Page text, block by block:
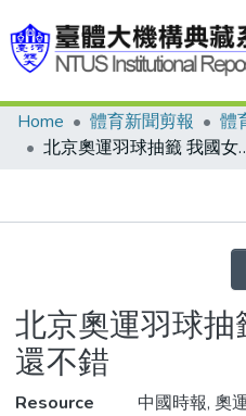
Communities & Collections
Statistics
Home 體育新聞剪報
體
北京奧運羽球
北京奧運羽球
還不錯
Resource
中國時報, 奧